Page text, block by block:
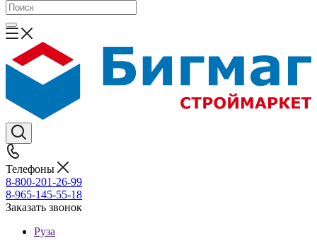
Телефоны
8-800-201-26-99
8-965-145-55-18
Заказать звонок
Руза